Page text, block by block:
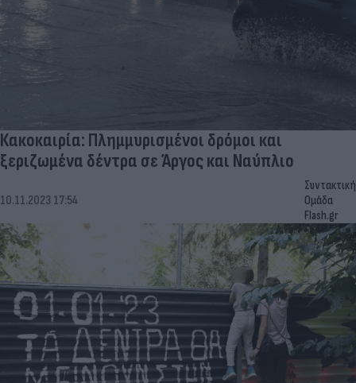
Κακοκαιρία: Πλημμυρισμένοι δρόμοι και
ξεριζωμένα δέντρα σε Άργος και Ναύπλιο
10.11.2023 17:54
Συντακτική
Ομάδα
Flash.gr